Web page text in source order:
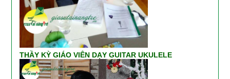
THẦY KỲ GIÁO VIÊN DẠY GUITAR UKULELE